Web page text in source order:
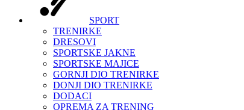
SPORT
TRENIRKE
DRESOVI
SPORTSKE JAKNE
SPORTSKE MAJICE
GORNJI DIO TRENIRKE
DONJI DIO TRENIRKE
DODACI
OPREMA ZA TRENING